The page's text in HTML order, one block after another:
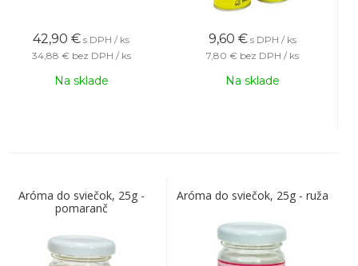
42,90 € s DPH / ks
34,88 € bez DPH / ks
Na sklade
9,60 € s DPH / ks
7,80 € bez DPH / ks
Na sklade
Aróma do sviečok, 25g -
pomaranč
Aróma do sviečok, 25g - ruža